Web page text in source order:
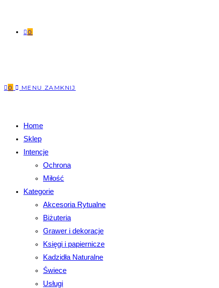
0
0 MENU ZAMKNIJ
Home
Sklep
Intencje
Ochrona
Miłość
Kategorie
Akcesoria Rytualne
Biżuteria
Grawer i dekoracje
Księgi i papiernicze
Kadzidła Naturalne
Świece
Usługi